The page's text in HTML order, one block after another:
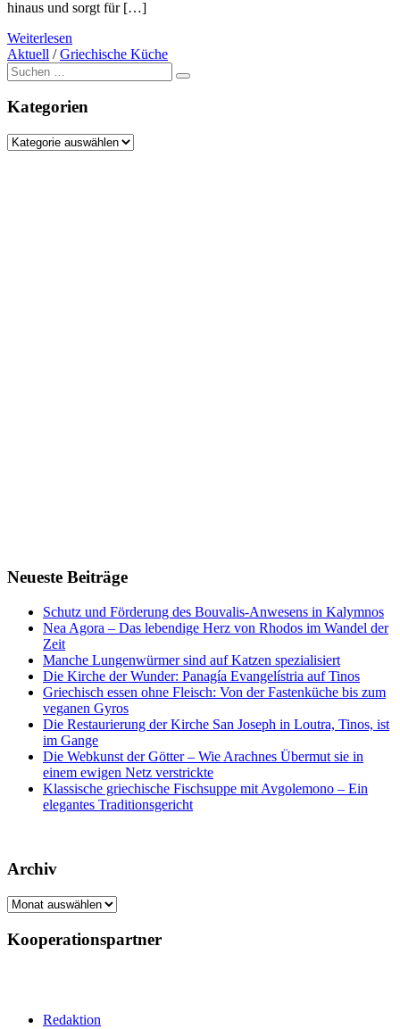
hinaus und sorgt für […]
Weiterlesen
Aktuell /Griechische Küche
Suche
nach:
Kategorien
Kategorien
Neueste Beiträge
Schutz und Förderung des Bouvalis-Anwesens in Kalymnos
Nea Agora – Das lebendige Herz von Rhodos im Wandel der
Zeit
Manche Lungenwürmer sind auf Katzen spezialisiert
Die Kirche der Wunder: Panagía Evangelístria auf Tinos
Griechisch essen ohne Fleisch: Von der Fastenküche bis zum
veganen Gyros
Die Restaurierung der Kirche San Joseph in Loutra, Tinos, ist
im Gange
Die Webkunst der Götter – Wie Arachnes Übermut sie in
einem ewigen Netz verstrickte
Klassische griechische Fischsuppe mit Avgolemono – Ein
elegantes Traditionsgericht
Archiv
Archiv
Kooperationspartner
Redaktion